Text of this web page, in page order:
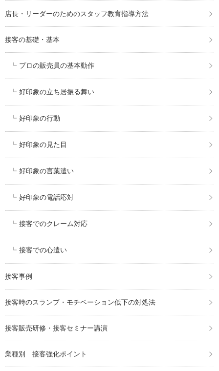
店長・リーダーのためのスタッフ教育指導方法
接客の基礎・基本
プロの販売員の基本動作
好印象の立ち居振る舞い
好印象の行動
好印象の見た目
好印象の言葉遣い
好印象の電話応対
接客でのクレーム対応
接客での心遣い
接客事例
接客時のスランプ・モチベーション低下の対処法
接客販売研修・接客セミナー講演
業種別 接客強化ポイント